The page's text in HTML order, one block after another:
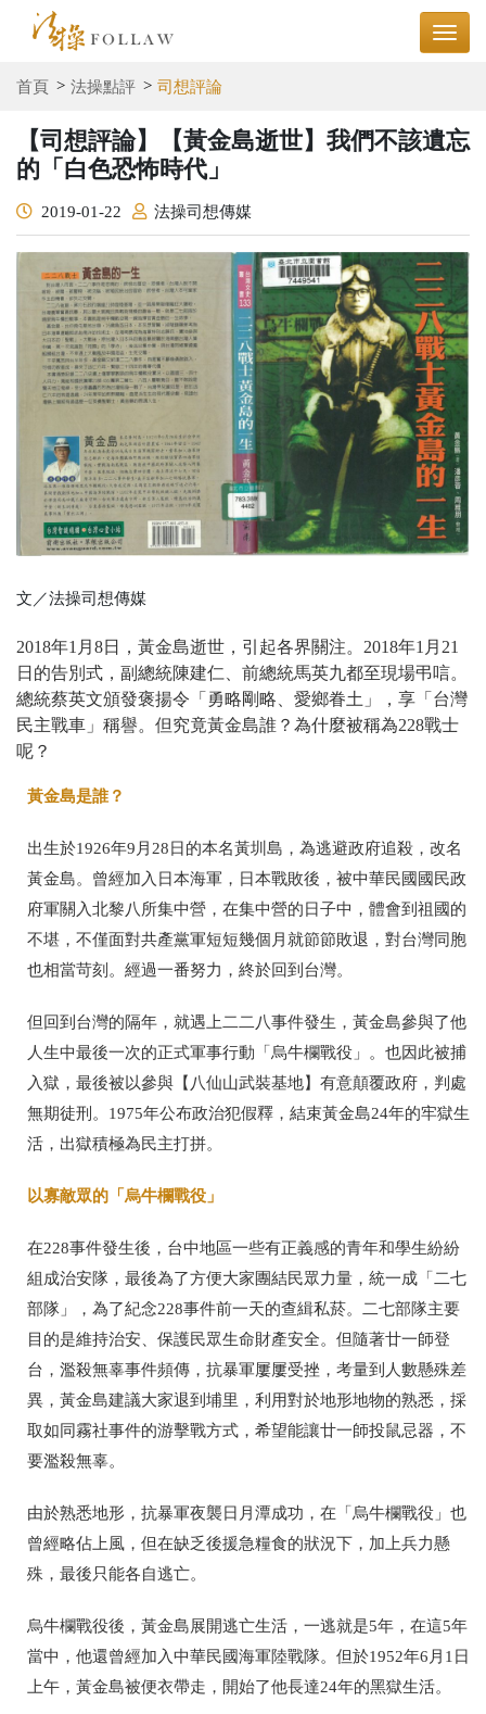
首頁 法操點評 司想評論
【司想評論】【黃金島逝世】我們不該遺忘
的「白色恐怖時代」
2019-01-22 法操司想傳媒
文／法操司想傳媒
2018年1月8日，黃金島逝世，引起各界關注。2018年1月21
日的告別式，副總統陳建仁、前總統馬英九都至現場弔唁。
總統蔡英文頒發褒揚令「勇略剛略、愛鄉眷土」，享「台灣
民主戰車」稱譽。但究竟黃金島誰？為什麼被稱為228戰士
呢？
黃金島是誰？
出生於1926年9月28日的本名黃圳島，為逃避政府追殺，改名
黃金島。曾經加入日本海軍，日本戰敗後，被中華民國國民政
府軍關入北黎八所集中營，在集中營的日子中，體會到祖國的
不堪，不僅面對共產黨軍短短幾個月就節節敗退，對台灣同胞
也相當苛刻。經過一番努力，終於回到台灣。
但回到台灣的隔年，就遇上二二八事件發生，黃金島參與了他
人生中最後一次的正式軍事行動「烏牛欄戰役」。也因此被捕
入獄，最後被以參與【八仙山武裝基地】有意顛覆政府，判處
無期徒刑。1975年公布政治犯假釋，結束黃金島24年的牢獄生
活，出獄積極為民主打拼。
以寡敵眾的「烏牛欄戰役」
在228事件發生後，台中地區一些有正義感的青年和學生紛紛
組成治安隊，最後為了方便大家團結民眾力量，統一成「二七
部隊」，為了紀念228事件前一天的查緝私菸。二七部隊主要
目的是維持治安、保護民眾生命財產安全。但隨著廿一師登
台，濫殺無辜事件頻傳，抗暴軍屢屢受挫，考量到人數懸殊差
異，黃金島建議大家退到埔里，利用對於地形地物的熟悉，採
取如同霧社事件的游擊戰方式，希望能讓廿一師投鼠忌器，不
要濫殺無辜。
由於熟悉地形，抗暴軍夜襲日月潭成功，在「烏牛欄戰役」也
曾經略佔上風，但在缺乏後援急糧食的狀況下，加上兵力懸
殊，最後只能各自逃亡。
烏牛欄戰役後，黃金島展開逃亡生活，一逃就是5年，在這5年
當中，他還曾經加入中華民國海軍陸戰隊。但於1952年6月1日
上午，黃金島被便衣帶走，開始了他長達24年的黑獄生活。